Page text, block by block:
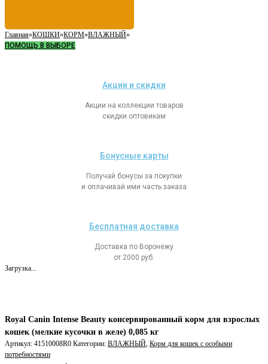
Главная»КОШКИ»КОРМ»ВЛАЖНЫЙ»
ПОМОЩЬ В ВЫБОРЕ
Акции и скидки
Акции на коллекции товаров
скидки оптовикам
Бонусные карты
Получай бонусы за покупки
и оплачивай ими часть заказа
Бесплатная доставка
Доставка по Воронежу
от 2000 руб.
Загрузка...
Royal Canin Intense Beauty консервированный корм для взрослых
кошек (мелкие кусочки в желе) 0,085 кг
Артикул: 41510008R0 Категории: ВЛАЖНЫЙ, Корм для кошек с особыми
потребностями